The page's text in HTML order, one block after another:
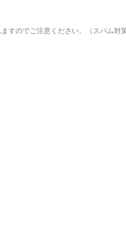
すのでご注意ください。（スパム対策